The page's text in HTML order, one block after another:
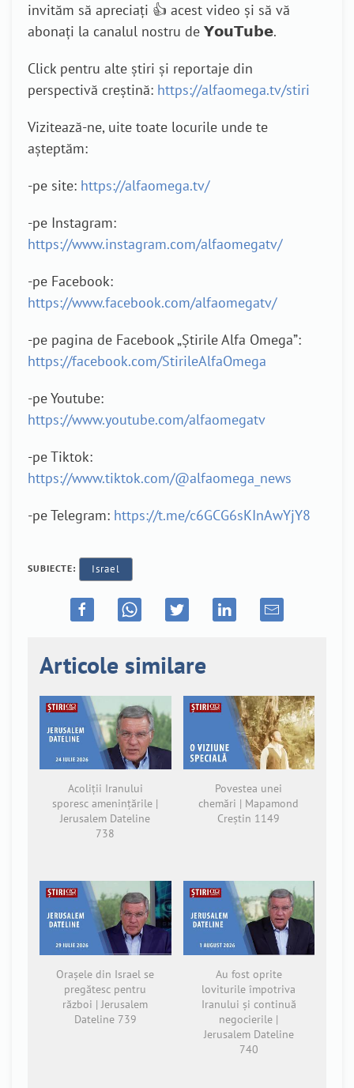
invităm să apreciați 👍 acest video și să vă
abonați la canalul nostru de 𝗬𝗼𝘂𝗧𝘂𝗯𝗲.
Click pentru alte știri și reportaje din
perspectivă creștină: https://alfaomega.tv/stiri
Vizitează-ne, uite toate locurile unde te
așteptăm:
-pe site: https://alfaomega.tv/
-pe Instagram:
https://www.instagram.com/alfaomegatv/
-pe Facebook:
https://www.facebook.com/alfaomegatv/
-pe pagina de Facebook „Știrile Alfa Omega”:
https://facebook.com/StirileAlfaOmega
-pe Youtube:
https://www.youtube.com/alfaomegatv
-pe Tiktok:
https://www.tiktok.com/@alfaomega_news
-pe Telegram: https://t.me/c6GCG6sKInAwYjY8
SUBIECTE: Israel
Articole similare
Acoliții Iranului
sporesc amenințările |
Jerusalem Dateline
738
Povestea unei
chemări | Mapamond
Creștin 1149
Orașele din Israel se
pregătesc pentru
război | Jerusalem
Dateline 739
Au fost oprite
loviturile împotriva
Iranului și continuă
negocierile |
Jerusalem Dateline
740